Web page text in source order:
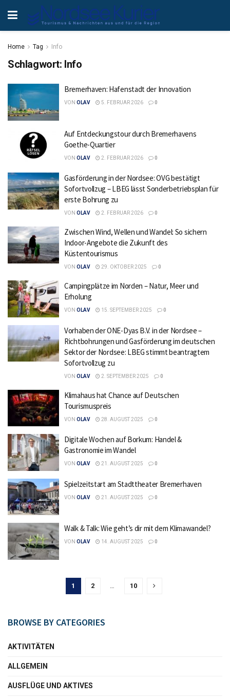
Home Tag Info
Schlagwort: Info
Bremerhaven: Hafenstadt der Innovation
VON OLAV 5. FEBRUAR 2026 0
Auf Entdeckungstour durch Bremerhavens
Goethe-Quartier
VON OLAV 2. FEBRUAR 2026 0
Gasförderung in der Nordsee: OVG bestätigt
Sofortvollzug – LBEG lässt Sonderbetriebsplan für
erste Bohrung zu
VON OLAV 2. FEBRUAR 2026 0
Zwischen Wind, Wellen und Wandel: So sichern
Indoor-Angebote die Zukunft des
Küstentourismus
VON OLAV 29. OKTOBER 2025 0
Campingplätze im Norden – Natur, Meer und
Erholung
VON OLAV 15. SEPTEMBER 2025 0
Vorhaben der ONE-Dyas B.V. in der Nordsee –
Richtbohrungen und Gasförderung im deutschen
Sektor der Nordsee: LBEG stimmt beantragtem
Sofortvollzug zu
VON OLAV 2. SEPTEMBER 2025 0
Klimahaus hat Chance auf Deutschen
Tourismuspreis
VON OLAV 28. AUGUST 2025 0
Digitale Wochen auf Borkum: Handel &
Gastronomie im Wandel
VON OLAV 21. AUGUST 2025 0
Spielzeitstart am Stadttheater Bremerhaven
VON OLAV 21. AUGUST 2025 0
Walk & Talk: Wie geht’s dir mit dem Klimawandel?
VON OLAV 14. AUGUST 2025 0
1 2 10
BROWSE BY CATEGORIES
AKTIVITÄTEN
ALLGEMEIN
AUSFLÜGE UND AKTIVES